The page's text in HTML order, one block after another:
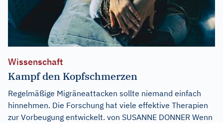
Wissenschaft
Kampf den Kopfschmerzen
Regelmäßige Migräneattacken sollte niemand einfach
hinnehmen. Die Forschung hat viele effektive Therapien
zur Vorbeugung entwickelt. von SUSANNE DONNER Wenn